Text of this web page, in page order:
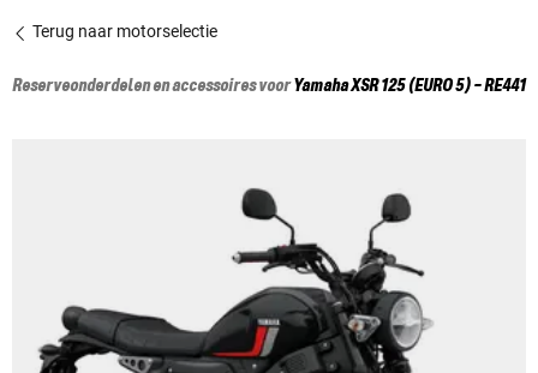
Terug naar motorselectie
Reserveonderdelen en accessoires voorYamahaXSR 125 (EURO 5) - RE441